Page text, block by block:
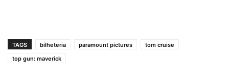
TAGS bilheteria paramount pictures
tom cruise
top gun: maverick